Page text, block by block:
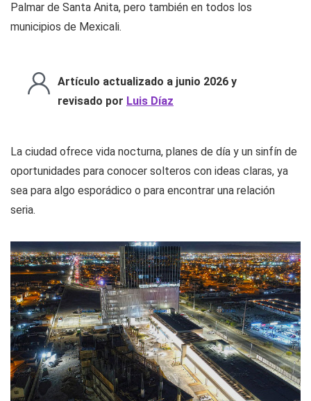
Palmar de Santa Anita, pero también en todos los
municipios de Mexicali.
Artículo actualizado a junio 2026 y
revisado por Luis Díaz
La ciudad ofrece vida nocturna, planes de día y un sinfín de
oportunidades para conocer solteros con ideas claras, ya
sea para algo esporádico o para encontrar una relación
seria.